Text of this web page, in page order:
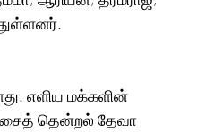
எளிய மக்களின்
தென்றல் தேவா